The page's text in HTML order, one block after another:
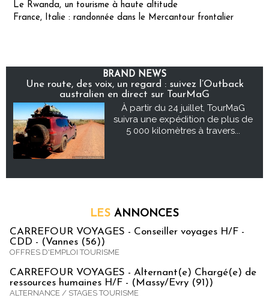
Le Rwanda, un tourisme à haute altitude
France, Italie : randonnée dans le Mercantour frontalier
BRAND NEWS
Une route, des voix, un regard : suivez l’Outback
australien en direct sur TourMaG
À partir du 24 juillet, TourMaG
suivra une expédition de plus de
5 000 kilomètres à travers...
LES ANNONCES
CARREFOUR VOYAGES - Conseiller voyages H/F -
CDD - (Vannes (56))
OFFRES D'EMPLOI TOURISME
CARREFOUR VOYAGES - Alternant(e) Chargé(e) de
ressources humaines H/F - (Massy/Evry (91))
ALTERNANCE / STAGES TOURISME